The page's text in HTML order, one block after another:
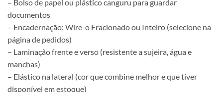
– Bolso de papel ou plástico canguru para guardar
documentos
– Encadernação: Wire-o Fracionado ou Inteiro (selecione na
página de pedidos)
– Laminação frente e verso (resistente a sujeira, água e
manchas)
– Elástico na lateral (cor que combine melhor e que tiver
disponível em estoque)